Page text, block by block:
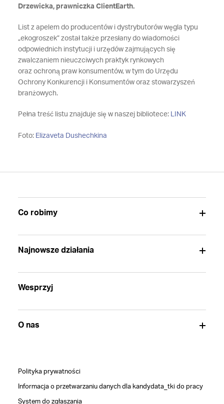
Drzewicka, prawniczka ClientEarth.
List z apelem do producentów i dystrybutorów węgla typu
„ekogroszek” został także przesłany do wiadomości
odpowiednich instytucji i urzędów zajmujących się
zwalczaniem nieuczciwych praktyk rynkowych
oraz ochroną praw konsumentów, w tym do Urzędu
Ochrony Konkurencji i Konsumentów oraz stowarzyszeń
branżowych.
Pełna treść listu znajduje się w naszej bibliotece: LINK
Foto: Elizaveta Dushechkina
Co robimy
Najnowsze działania
Wesprzyj
O nas
Polityka prywatności
Informacja o przetwarzaniu danych dla kandydata_tki do pracy
System do zgłaszania